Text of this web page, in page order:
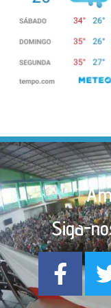
Siga-